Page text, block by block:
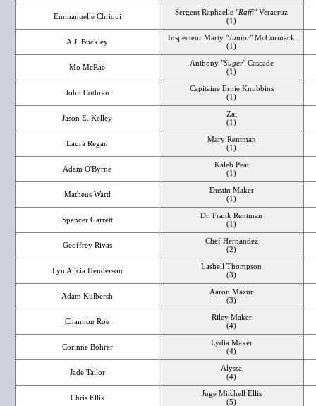
Emmanuelle Chriqui Sergent Raphaelle "Raffi" Veracruz
(1)
A.J. Buckley Inspecteur Marty "Junior" McCormack
(1)
Mo McRae Anthony "Suger" Cascade
(1)
John Cothran
Capitaine Ernie Knubbins
(1)
Jason E. Kelley
Zai
(1)
Laura Regan
Mary Rentman
(1)
Adam O'Byrne
Kaleb Peat
(1)
Matheus Ward
Dustin Maker
(1)
Spencer Garrett
Dr. Frank Rentman
(1)
Geoffrey Rivas
Chef Hernandez
(2)
Lyn Alicia Henderson
Lashell Thompson
(3)
Adam Kulbersh
Aaron Mazur
(3)
Channon Roe
Riley Maker
(4)
Corinne Bohrer
Lydia Maker
(4)
Jade Tailor
Alyssa
(4)
Chris Ellis
Juge Mitchell Ellis
(5)